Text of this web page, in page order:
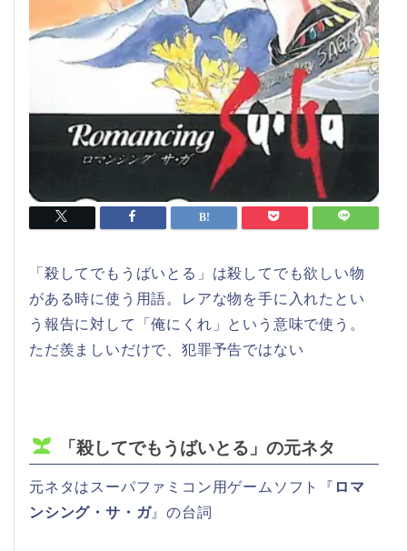
「殺してでもうばいとる」は殺してでも欲しい物
がある時に使う用語。レアな物を手に入れたとい
う報告に対して「俺にくれ」という意味で使う。
ただ羨ましいだけで、犯罪予告ではない
「殺してでもうばいとる」の元ネタ
元ネタはスーパファミコン用ゲームソフト『 ロマ
ンシング・サ・ガ』の台詞